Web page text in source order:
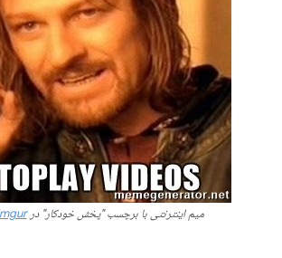
میم اینترنتی با برچسب "پخش خودکار" در